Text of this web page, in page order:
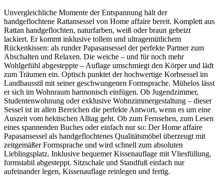
Unvergleichliche Momente der Entspannung hält der
handgeflochtene Rattansessel von Home affaire bereit. Komplett aus
Rattan handgeflochten, naturfarben, weiß oder braun gebeizt
lackiert. Er kommt inklusive tollem und ultragemütlichem
Rückenkissen: als runder Papasansessel der perfekte Partner zum
Abschalten und Relaxen. Die weiche – und für noch mehr
Wohlgefühl abgesteppte – Auflage umschmiegt den Körper und lädt
zum Träumen ein. Optisch punktet der hochwertige Korbsessel im
Landhausstil mit seiner geschwungenen Formsprache. Mühelos lässt
er sich im Wohnraum harmonisch einfügen. Ob Jugendzimmer,
Studentenwohnung oder exklusive Wohnzimmergestaltung – dieser
Sessel ist in allen Bereichen die perfekte Antwort, wenn es um eine
Auszeit vom hektischen Alltag geht. Ob zum Fernsehen, zum Lesen
eines spannenden Buches oder einfach nur so: Der Home affaire
Papasansessel als handgeflochtenes Qualitätsmöbel überzeugt mit
zeitgemäßer Formsprache und wird schnell zum absoluten
Lieblingsplatz. Inklusive bequemer Kissenauflage mit Vliesfüllung,
formstabil abgesteppt. Sitzschale und Standfuß einfach nur
aufeinander legen, Kissenauflage reinlegen und fertig.